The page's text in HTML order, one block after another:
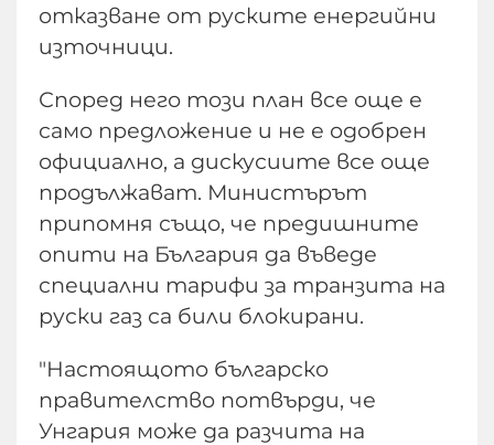
отказване от руските енергийни
източници.
Според него този план все още е
само предложение и не е одобрен
официално, а дискусиите все още
продължават. Министърът
припомня също, че предишните
опити на България да въведе
специални тарифи за транзита на
руски газ са били блокирани.
"Настоящото българско
правителство потвърди, че
Унгария може да разчита на